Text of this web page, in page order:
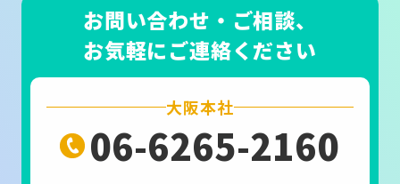
お問い合わせ・ご相談、
お気軽にご連絡ください
大阪本社
06-6265-2160